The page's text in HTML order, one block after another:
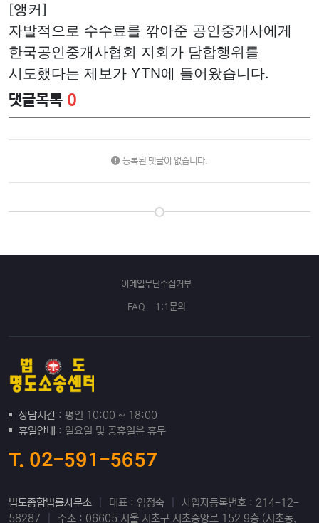
[앵커]
자발적으로 수수료를 깎아준 공인중개사에게
한국공인중개사협회 지회가 담합행위를
시도했다는 제보가 YTN에 들어왔습니다.
댓글목록 0
등록된 댓글이 없습니다.
이메일무단수집거부
FAQ 1:1문의
상담시간 : 평일 10:00 ~ 18:00
휴일안내 : 일요일 및 공휴일은 휴무
T. 02-591-5657
법도종합법률사무소 대표 : 엄정숙
사업자등록번호 : 214-12-
58287
주소 : 06605 서울 서초구 서초중앙로 152 9층 (서초동,